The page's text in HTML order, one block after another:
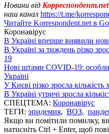
Новини від Корреспондент.net
наш канал https://t.me/
Читайте Korrespondent.net в
Коронавірус
В Україні вперше виявили
В Україні за тиждень різко
19
Нові штами COVID-19:
Україні
У Києві різко зросла
В Україні утричі зросла
СПЕЦТЕМА: Коронавірус
ТЕГИ: эпидемия, ВОЗ,
Якщо ви помітили помилку,
натисніть Ctrl + Enter, щоб